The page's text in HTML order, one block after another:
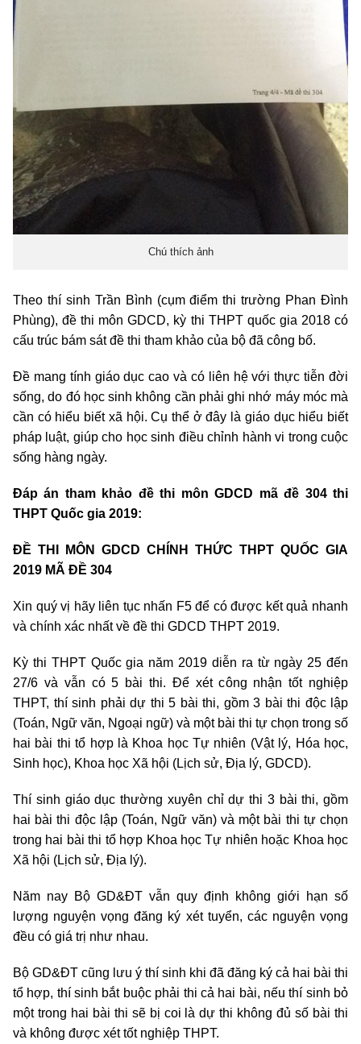
Chú thích ảnh
Theo thí sinh Trần Bình (cụm điểm thi trường Phan Đình
Phùng), đề thi môn GDCD, kỳ thi THPT quốc gia 2018 có
cấu trúc bám sát đề thi tham khảo của bộ đã công bố.
Đề mang tính giáo dục cao và có liên hệ với thực tiễn đời
sống, do đó học sinh không cần phải ghi nhớ máy móc mà
cần có hiểu biết xã hội. Cụ thể ở đây là giáo dục hiểu biết
pháp luật, giúp cho học sinh điều chỉnh hành vi trong cuộc
sống hàng ngày.
Đáp án tham khảo đề thi môn GDCD mã đề 304 thi
THPT Quốc gia 2019:
ĐỀ THI MÔN GDCD CHÍNH THỨC THPT QUỐC GIA
2019 MÃ ĐỀ 304
Xin quý vị hãy liên tục nhấn F5 để có được kết quả nhanh
và chính xác nhất về đề thi GDCD THPT 2019.
Kỳ thi THPT Quốc gia năm 2019 diễn ra từ ngày 25 đến
27/6 và vẫn có 5 bài thi. Để xét công nhận tốt nghiệp
THPT, thí sinh phải dự thi 5 bài thi, gồm 3 bài thi độc lập
(Toán, Ngữ văn, Ngoại ngữ) và một bài thi tự chọn trong số
hai bài thi tổ hợp là Khoa học Tự nhiên (Vật lý, Hóa học,
Sinh học), Khoa học Xã hội (Lịch sử, Địa lý, GDCD).
Thí sinh giáo dục thường xuyên chỉ dự thi 3 bài thi, gồm
hai bài thi độc lập (Toán, Ngữ văn) và một bài thi tự chọn
trong hai bài thi tổ hợp Khoa học Tự nhiên hoặc Khoa học
Xã hội (Lịch sử, Địa lý).
Năm nay Bộ GD&ĐT vẫn quy định không giới hạn số
lượng nguyện vọng đăng ký xét tuyển, các nguyện vọng
đều có giá trị như nhau.
Bộ GD&ĐT cũng lưu ý thí sinh khi đã đăng ký cả hai bài thi
tổ hợp, thí sinh bắt buộc phải thi cả hai bài, nếu thí sinh bỏ
một trong hai bài thi sẽ bị coi là dự thi không đủ số bài thi
và không được xét tốt nghiệp THPT.